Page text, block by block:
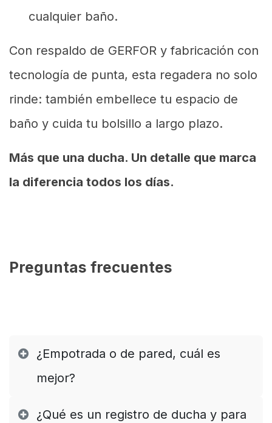
cualquier baño.
Con respaldo de GERFOR y fabricación con
tecnología de punta, esta regadera no solo
rinde: también embellece tu espacio de
baño y cuida tu bolsillo a largo plazo.
Más que una ducha. Un detalle que marca
la diferencia todos los días.
Preguntas frecuentes
¿Empotrada o de pared, cuál es
mejor?
¿Qué es un registro de ducha y para